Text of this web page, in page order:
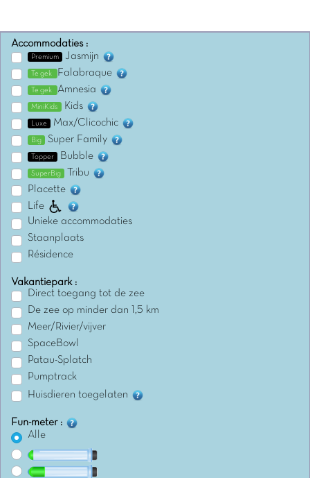
Accommodaties :
Premium Jasmijn
Te gek Falabraque
Te gek Amnesia
MiniKids Kids
Luxe Max/Clicochic
Big Super Family
Topper Bubble
SuperBig
Tribu
Placette
Life
Unieke accommodaties
Staanplaats
Résidence
Vakantiepark :
Direct toegang tot de zee
De zee op minder dan 1,5 km
Meer/Rivier/vijver
SpaceBowl
Patau-Splatch
Pumptrack
Huisdieren toegelaten
Fun-meter :
Alle